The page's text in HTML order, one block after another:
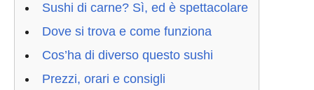
Sushi di carne? Sì, ed è spettacolare
Dove si trova e come funziona
Cos’ha di diverso questo sushi
Prezzi, orari e consigli